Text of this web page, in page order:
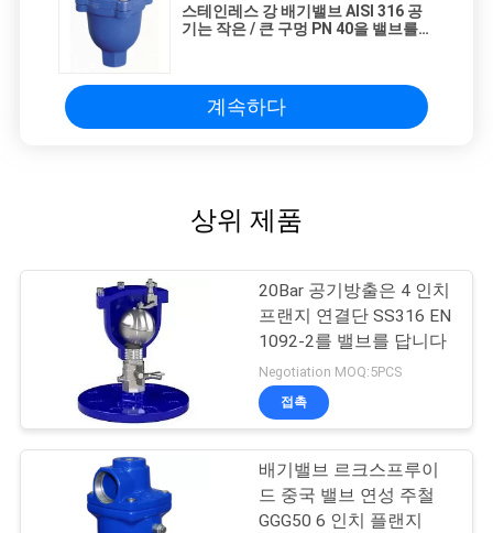
스테인레스 강 배기밸브 AISI 316 공
기는 작은 / 큰 구멍 PN 40을 밸브를
계속하다
상위 제품
20Bar 공기방출은 4 인치
프랜지 연결단 SS316 EN
1092-2를 밸브를 답니다
Negotiation MOQ:5PCS
접촉
배기밸브 르크스프루이
드 중국 밸브 연성 주철
GGG50 6 인치 플랜지